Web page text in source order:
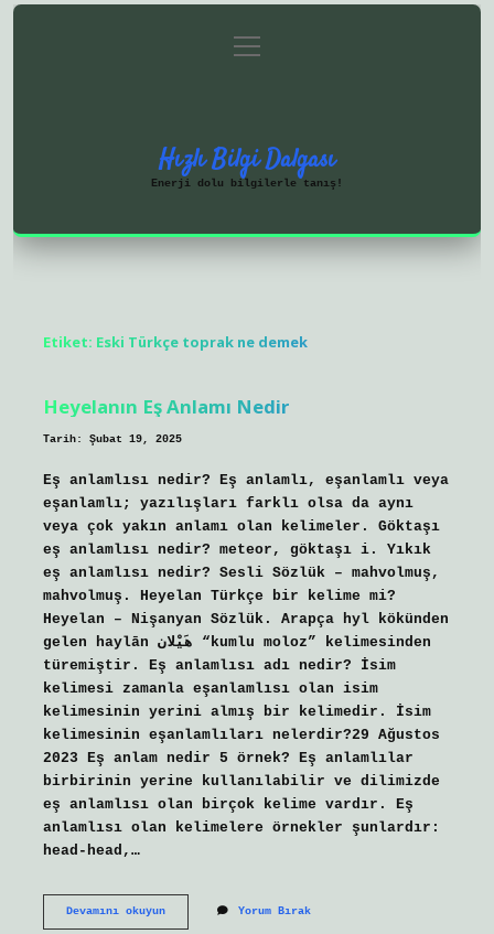
Gizlilik Politikası
menüyü
aç
Hızlı Bilgi Dalgası
Enerji dolu bilgilerle tanış!
Etiket: Eski Türkçe toprak ne demek
Heyelanın Eş Anlamı Nedir
Tarih: Şubat 19, 2025
Eş anlamlısı nedir? Eş anlamlı, eşanlamlı veya
eşanlamlı; yazılışları farklı olsa da aynı
veya çok yakın anlamı olan kelimeler. Göktaşı
eş anlamlısı nedir? meteor, göktaşı i. Yıkık
eş anlamlısı nedir? Sesli Sözlük – mahvolmuş,
mahvolmuş. Heyelan Türkçe bir kelime mi?
Heyelan – Nişanyan Sözlük. Arapça hyl kökünden
gelen haylān هَيْلان “kumlu moloz” kelimesinden
türemiştir. Eş anlamlısı adı nedir? İsim
kelimesi zamanla eşanlamlısı olan isim
kelimesinin yerini almış bir kelimedir. İsim
kelimesinin eşanlamlıları nelerdir?29 Ağustos
2023 Eş anlam nedir 5 örnek? Eş anlamlılar
birbirinin yerine kullanılabilir ve dilimizde
eş anlamlısı olan birçok kelime vardır. Eş
anlamlısı olan kelimelere örnekler şunlardır:
head-head,…
Devamını okuyunHeyelanın
Yorum Bırak